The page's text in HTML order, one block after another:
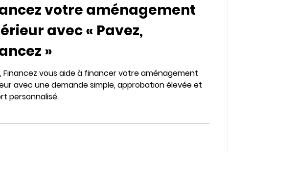
votre aménagement
avec « Pavez,
»
Financez vous aide à financer votre aménagement
avec une demande simple, approbation élevée et
personnalisé.